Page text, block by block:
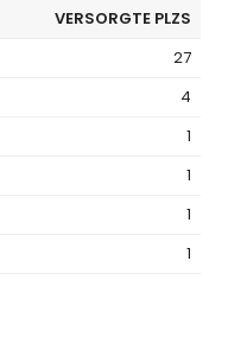
VERSORGTE PLZS
27
4
1
1
1
1